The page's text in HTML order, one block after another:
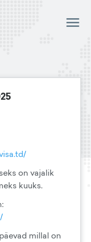
on vajalik
kuuks.
millal on